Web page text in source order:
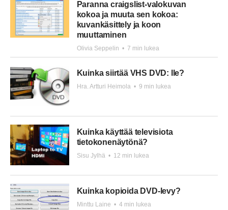
Paranna craigslist-valokuvan
kokoa ja muuta sen kokoa:
kuvankäsittely ja koon
muuttaminen
Olivia Seppelin • 7 min lukea
Kuinka siirtää VHS DVD: lle?
Hra. Artturi Heimola • 9 min lukea
Kuinka käyttää televisiota
tietokonenäytönä?
Sisu Jylhä • 12 min lukea
Kuinka kopioida DVD-levy?
Minttu Laine • 4 min lukea